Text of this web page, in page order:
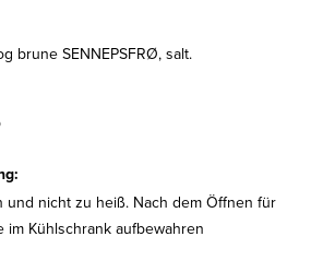
brune SENNEPSFRØ, salt.
und nicht zu heiß. Nach dem Öffnen für
im Kühlschrank aufbewahren